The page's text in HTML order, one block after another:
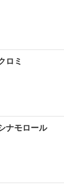
ロミ
ナモロール